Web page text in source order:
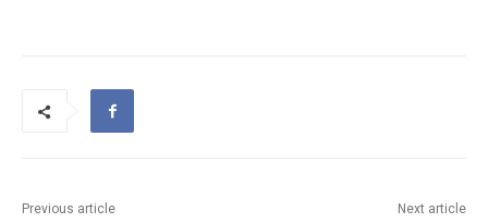
Previous article Next article